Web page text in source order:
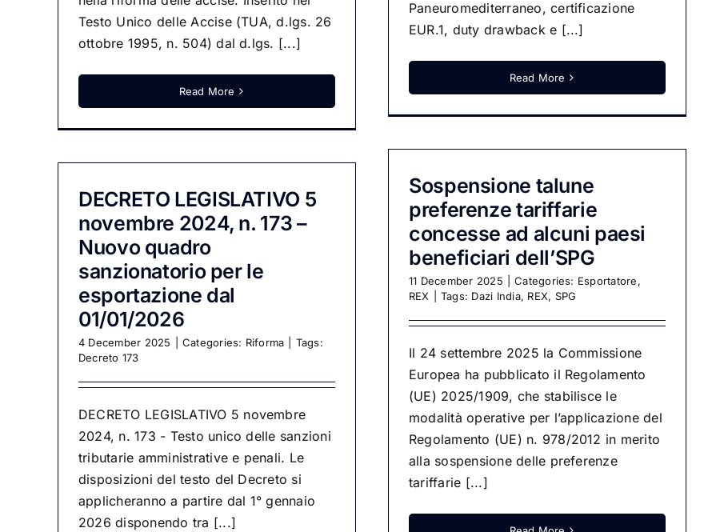
Paneuromediterraneo, certificazione
EUR.1, duty drawback e [...]
Read More
Testo Unico delle Accise (TUA, d.lgs. 26
ottobre 1995, n. 504) dal d.lgs. [...]
Read More
Sospensione talune
preferenze tariffarie
concesse ad alcuni paesi
beneficiari dell’SPG
11 December 2025 Categories: Esportatore,
REX
Tags: Dazi India, REX, SPG
Il 24 settembre 2025 la Commissione
Europea ha pubblicato il Regolamento
(UE) 2025/1909, che stabilisce le
modalità operative per l’applicazione del
Regolamento (UE) n. 978/2012 in merito
alla sospensione delle preferenze
tariffarie [...]
DECRETO LEGISLATIVO 5
novembre 2024, n. 173 –
Nuovo quadro
sanzionatorio per le
esportazione dal
01/01/2026
4 December 2025 Categories: Riforma
Tags:
Decreto 173
DECRETO LEGISLATIVO 5 novembre
2024, n. 173 - Testo unico delle sanzioni
tributarie amministrative e penali. Le
disposizioni del testo del Decreto si
applicheranno a partire dal 1° gennaio
2026 disponendo tra [...]